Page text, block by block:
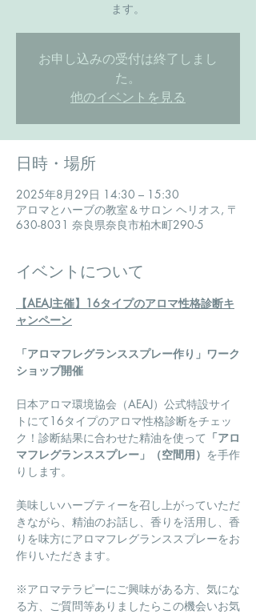
ます。
お申し込みの受付は終了しまし
た。
他のイベントを見る
日時・場所
2025年8月29日 14:30 – 15:30
アロマとハーブの教室＆サロン ヘリオス, 〒
630-8031 奈良県奈良市柏木町290-5
イベントについて
【AEAJ主催】16タイプのアロマ性格診断キ
ャンペーン
「アロマフレグランススプレー作り」ワーク
ショップ開催
日本アロマ環境協会（AEAJ）公式特設サイ
トにて16タイプのアロマ性格診断をチェッ
ク！診断結果に合わせた精油を使って 「アロ
マフレグランススプレー」（空間用） を手作
りします。
​美味しいハーブティーを召し上がっていただ
きながら、精油のお話し、香りを活用し、香
りを味方にアロマフレグランススプレーをお
作りいただきます。
※アロマテラピーにご興味がある方、気にな
る方、ご質問等ありましたらこの機会いお気